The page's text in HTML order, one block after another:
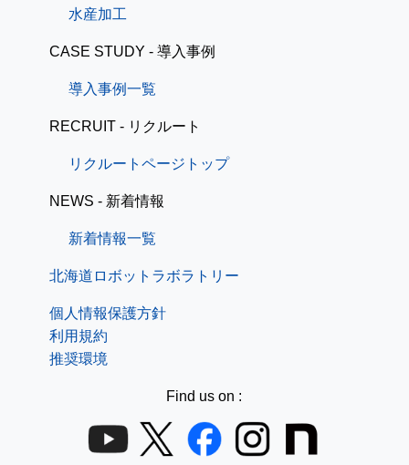
水産加工
CASE STUDY - 導入事例
導入事例一覧
RECRUIT - リクルート
リクルートページトップ
NEWS - 新着情報
新着情報一覧
北海道ロボットラボラトリー
個人情報保護方針
利用規約
推奨環境
Find us on :